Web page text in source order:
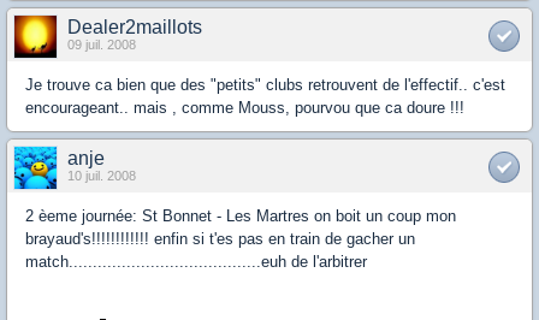
Dealer2maillots
09 juil. 2008
Je trouve ca bien que des "petits" clubs retrouvent de l'effectif.. c'est
encourageant.. mais , comme Mouss, pourvou que ca doure !!!
anje
10 juil. 2008
2 èeme journée: St Bonnet - Les Martres on boit un coup mon
brayaud's!!!!!!!!!!!! enfin si t'es pas en train de gacher un
match........................................euh de l'arbitrer